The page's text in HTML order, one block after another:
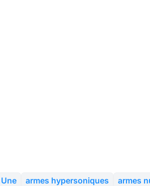
Une armes hypersoniques armes